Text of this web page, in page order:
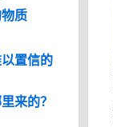
质
置信的
来的？